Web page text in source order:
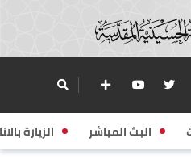
البث المباشر الزيارة